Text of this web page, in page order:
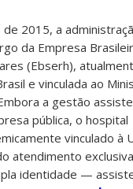
2015, a
da Empresa
(Ebserh),
e vinculada ao
a gestão
pública, o hospital
vinculado à
atendimento
identidade —